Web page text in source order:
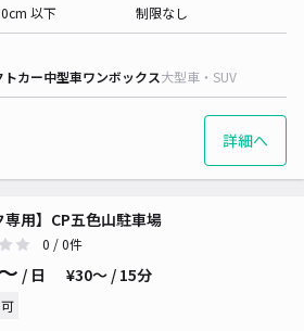
以下
制限なし
トカー中型車ワンボックス大型車・SUV
詳細へ
専用】CP五色山駐車場
0 / 0件
/ 日 ¥30〜 / 15分